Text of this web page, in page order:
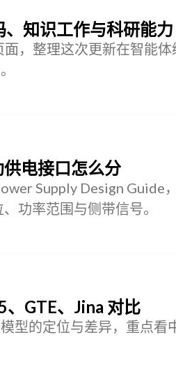
知识工作与科研能力
，整理这次更新在智能
电接口怎么分
Supply Design Guide
功率范围与侧带信号。
GTE、Jina 对比
型的定位与差异，重点看